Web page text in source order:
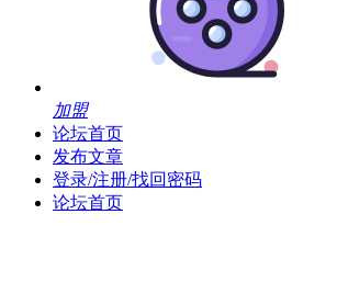
加盟
论坛首页
发布文章
登录/注册/找回密码
论坛首页